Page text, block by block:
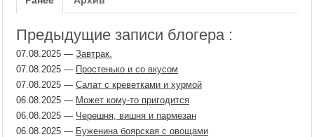
Предыдущие записи блогера :
07.08.2025 — Завтрак.
07.08.2025 — Простенько и со вкусом
07.08.2025 — Салат с креветками и хурмой
06.08.2025 — Может кому-то пригодится
06.08.2025 — Черешня, вишня и пармезан
06.08.2025 — Буженина боярская с овощами